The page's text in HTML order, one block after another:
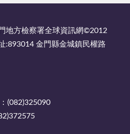
地方檢察署全球資訊網©2012
:893014 金門縣金城鎮民權路
(082)325090